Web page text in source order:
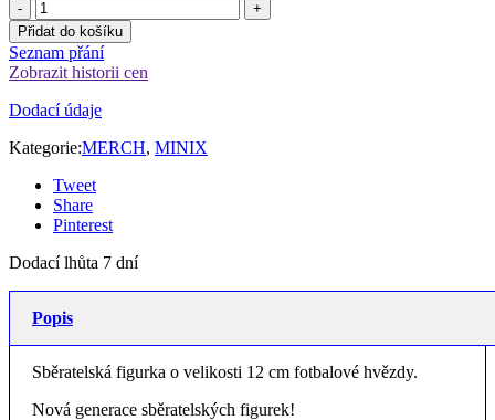
Přidat do košíku
Seznam přání
Zobrazit historii cen
Dodací údaje
Kategorie:MERCH, MINIX
Tweet
Share
Pinterest
Dodací lhůta 7 dní
Popis
Sběratelská figurka o velikosti 12 cm fotbalové hvězdy.
Nová generace sběratelských figurek!